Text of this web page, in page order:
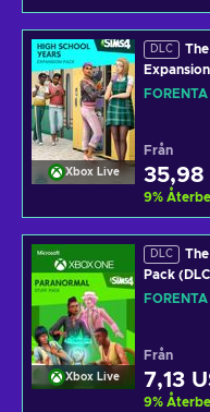
Xbox Live
DLC
UNITED
Från
35,98
9%
Xbox Live
DLC
Pack
STATES
Från
7,13
9%